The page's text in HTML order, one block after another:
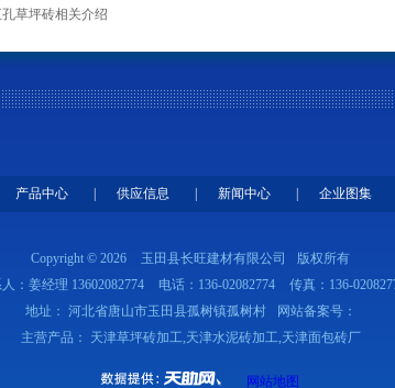
草坪砖相关介绍
产品中心 供应信息 新闻中心 企业图集
Copyright © 2026 玉田县长旺建材有限公司
版权所有
：姜经理 13602082774
电话：136-02082774
传真：136-
地址： 河北省唐山市玉田县孤树镇孤树村
网站备案号：
主营产品： 天津草坪砖加工,天津水泥砖加工,天津面包砖厂
网站地图